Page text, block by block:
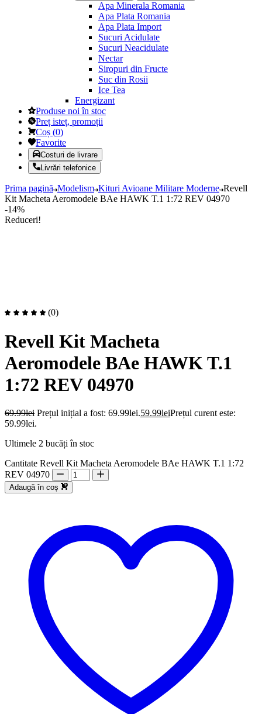
Apa Minerala Romania
Apa Plata Romania
Apa Plata Import
Sucuri Acidulate
Sucuri Neacidulate
Nectar
Siropuri din Fructe
Suc din Rosii
Ice Tea
Energizant
Produse noi în stoc
Preț isteț, promoții
Coș (0)
Favorite
Costuri de livrare
Livrări telefonice
Prima pagină Modelism Kituri Avioane Militare Moderne Revell
Kit Macheta Aeromodele BAe HAWK T.1 1:72 REV 04970
-14%
Reduceri!
(0)
Revell Kit Macheta
Aeromodele BAe HAWK T.1
1:72 REV 04970
69.99lei Prețul inițial a fost: 69.99lei.59.99leiPrețul curent este:
59.99lei.
Ultimele 2 bucăți în stoc
Cantitate Revell Kit Macheta Aeromodele BAe HAWK T.1 1:72
REV 04970
Adaugă în coș